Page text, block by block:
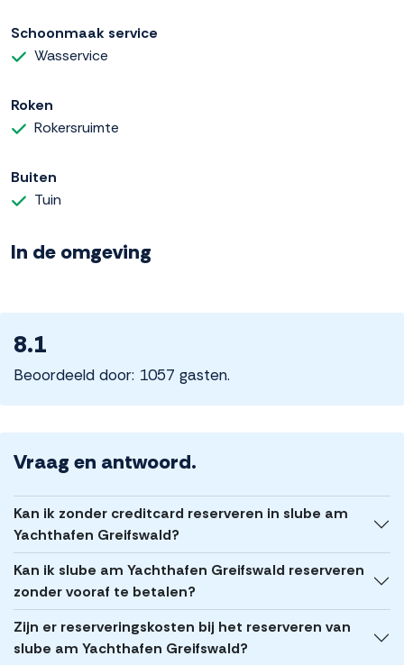
Schoonmaak service
Wasservice
Roken
Rokersruimte
Buiten
Tuin
In de omgeving
8.1
Beoordeeld door: 1057 gasten.
Vraag en antwoord.
Kan ik zonder creditcard reserveren in slube am
Yachthafen Greifswald?
Kan ik slube am Yachthafen Greifswald reserveren
zonder vooraf te betalen?
Zijn er reserveringskosten bij het reserveren van
slube am Yachthafen Greifswald?